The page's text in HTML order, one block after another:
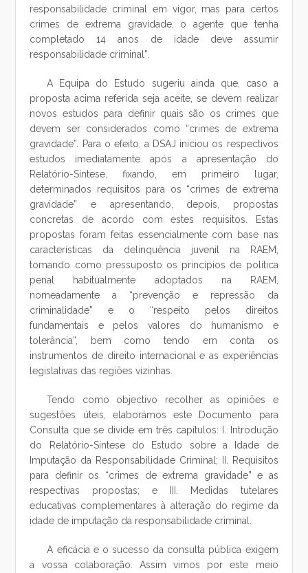
responsabilidade criminal em vigor, mas para certos
crimes de extrema gravidade, o agente que tenha
completado 14 anos de idade deve assumir
responsabilidade criminal”.
A Equipa do Estudo sugeriu ainda que, caso a
proposta acima referida seja aceite, se devem realizar
novos estudos para definir quais são os crimes que
devem ser considerados como “crimes de extrema
gravidade”. Para o efeito, a DSAJ iniciou os respectivos
estudos imediatamente após a apresentação do
Relatório-Síntese, fixando, em primeiro lugar,
determinados requisitos para os “crimes de extrema
gravidade” e apresentando, depois, propostas
concretas de acordo com estes requisitos. Estas
propostas foram feitas essencialmente com base nas
características da delinquência juvenil na RAEM,
tomando como pressuposto os princípios de política
penal habitualmente adoptados na RAEM,
nomeadamente a “prevenção e repressão da
criminalidade” e o “respeito pelos direitos
fundamentais e pelos valores do humanismo e
tolerância”, bem como tendo em conta os
instrumentos de direito internacional e as experiências
legislativas das regiões vizinhas.
Tendo como objectivo recolher as opiniões e
sugestões úteis, elaborámos este Documento para
Consulta que se divide em três capítulos: I. Introdução
do Relatório-Síntese do Estudo sobre a Idade de
Imputação da Responsabilidade Criminal; II. Requisitos
para definir os “crimes de extrema gravidade” e as
respectivas propostas; e III. Medidas tutelares
educativas complementares à alteração do regime da
idade de imputação da responsabilidade criminal.
A eficácia e o sucesso da consulta pública exigem
a vossa colaboração. Assim vimos por este meio